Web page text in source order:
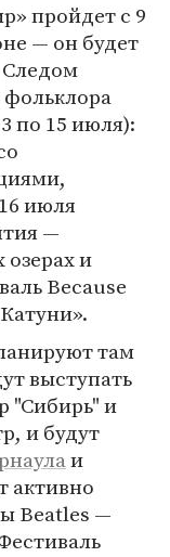
пройдет с 9
— он будет
Следом
фольклора
по 15 июля):
июля
—
озерах и
Because
там
выступать
"Сибирь" и
и будут
и
активно
Beatles —